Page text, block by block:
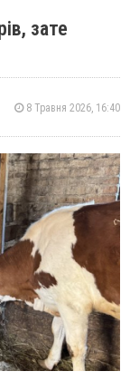
зате
8 Травня 2026, 16:40